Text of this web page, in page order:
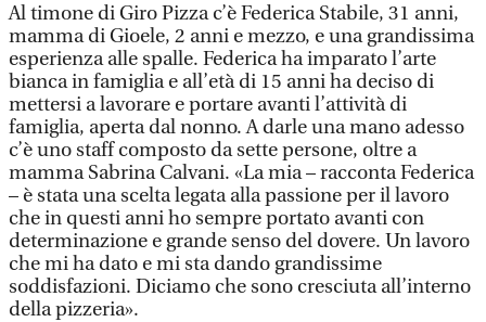
Al timone di Giro Pizza c’è Federica Stabile, 31 anni,
mamma di Gioele, 2 anni e mezzo, e una grandissima
esperienza alle spalle. Federica ha imparato l’arte
bianca in famiglia e all’età di 15 anni ha deciso di
mettersi a lavorare e portare avanti l’attività di
famiglia, aperta dal nonno. A darle una mano adesso
c’è uno staff composto da sette persone, oltre a
mamma Sabrina Calvani. «La mia – racconta Federica
– è stata una scelta legata alla passione per il lavoro
che in questi anni ho sempre portato avanti con
determinazione e grande senso del dovere. Un lavoro
che mi ha dato e mi sta dando grandissime
soddisfazioni. Diciamo che sono cresciuta all’interno
della pizzeria».